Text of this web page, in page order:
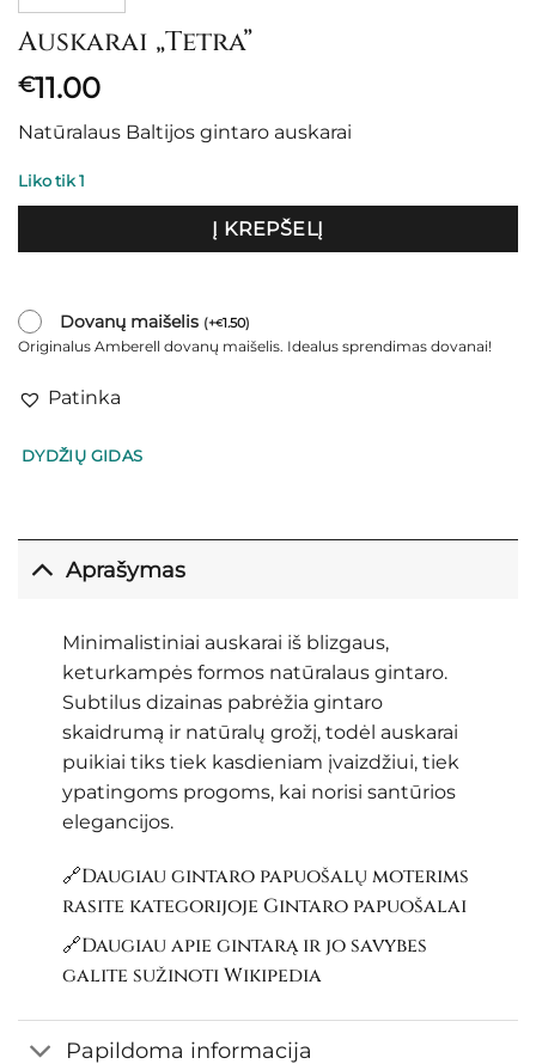
Auskarai „Tetra”
€11.00
Natūralaus Baltijos gintaro auskarai
Liko tik 1
Į KREPŠELĮ
Dovanų maišelis (+€1.50)
Originalus Amberell dovanų maišelis. Idealus sprendimas dovanai!
Patinka
DYDŽIŲ GIDAS
Aprašymas
Minimalistiniai auskarai iš blizgaus,
keturkampės formos natūralaus gintaro.
Subtilus dizainas pabrėžia gintaro
skaidrumą ir natūralų grožį, todėl auskarai
puikiai tiks tiek kasdieniam įvaizdžiui, tiek
ypatingoms progoms, kai norisi santūrios
elegancijos.
🔗Daugiau gintaro papuošalų moterims
rasite kategorijoje Gintaro papuošalai
🔗Daugiau apie gintarą ir jo savybes
galite sužinotiWikipedia
Papildoma informacija